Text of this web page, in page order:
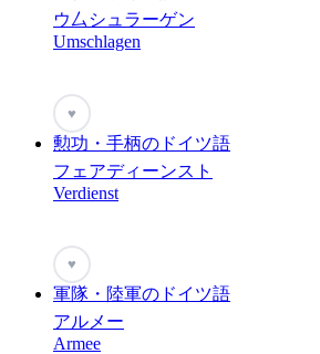
ウ厶シュラーゲン
Umschlagen
♥
勲功・手柄のドイツ語
フェアディーンスト
Verdienst
♥
軍隊・陸軍のドイツ語
アルメー
Armee